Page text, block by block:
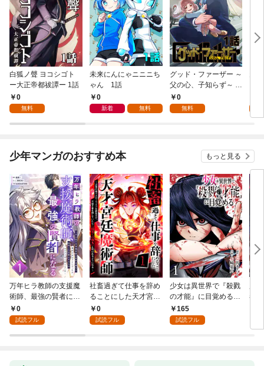
白狐ノ聲 ヨコシゴト
ー大正帝都祓譚ー 1話
0
無料
未来にんにゃニニニち
ゃん 1話
0
新着 無料
グッド・ファーザー ～
父の心、子知らず～ 1
話0
無料
少年マンガのおすすめ本 もっと見る
万年ヒラ教師の支援魔
術師、最強の賢者にな
る～不人気の支援魔術
師は給料泥棒だと魔術
が、出世した元教え子
0
試読フル
社畜過ぎて仕事を辞め
ることにした天才宮廷
魔術師～辺境の地でス
ローライフを夢見る
0
試読フル
少女は異世界で『殺戮
の才能』に目覚める
(話売り) #1
165
試読フル
者